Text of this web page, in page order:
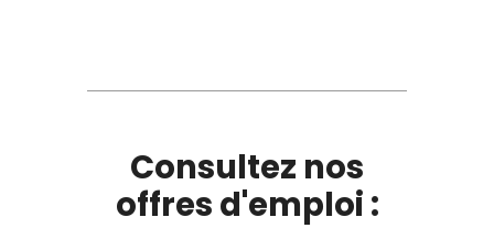
Consultez nos
offres d'emploi :